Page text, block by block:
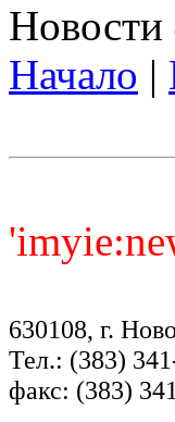
Новости
Начало |
630108, г.
Тел.: (383)
факс: (383)